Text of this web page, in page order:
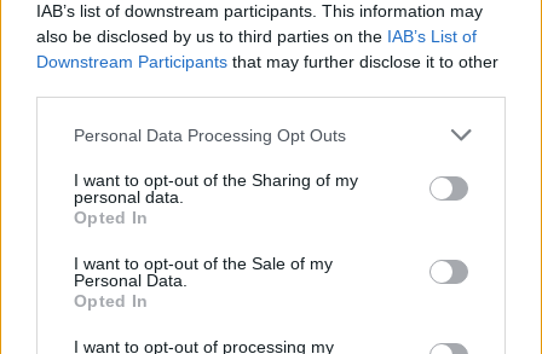
IAB’s list of downstream participants. This information may
also be disclosed by us to third parties on the IAB’s List of
Downstream Participants that may further disclose it to other
Personal Data Processing Opt Outs
I want to opt-out of the Sharing of my
personal data.
Opted In
I want to opt-out of the Sale of my
Personal Data.
Opted In
I want to opt-out of processing my
Nga gëzimi i dasmës te
dhimbja e madhe, Arianit
Çetaj gjendet i pajetë në
Hyri me Jet Ski në
hapësirën e pushuesve në
Zvërnec, gjobitet me 300
mijë lekë drejtuesi